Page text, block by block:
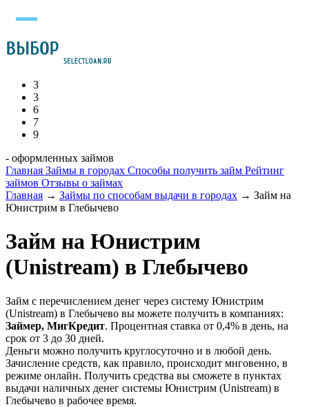
3
3
6
7
9
- оформленных займов
Главная Займы в городах Способы получить займ Рейтинг
займов Отзывы о займах
Главная → Займы по способам выдачи в городах → Займ на
Юнистрим в Глебычево
Займ на Юнистрим
(Unistream) в Глебычево
Займ с перечислением денег через систему Юнистрим
(Unistream) в Глебычево вы можете получить в компаниях:
Займер, МигКредит. Процентная ставка от 0,4% в день, на
срок от 3 до 30 дней.
Деньги можно получить круглосуточно и в любой день.
Зачисление средств, как правило, происходит мнговенно, в
режиме онлайн. Получить средства вы сможете в пунктах
выдачи наличных денег системы Юнистрим (Unistream) в
Глебычево в рабочее время.